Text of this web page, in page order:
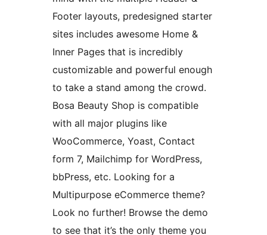
Footer layouts, predesigned starter
sites includes awesome Home &
Inner Pages that is incredibly
customizable and powerful enough
to take a stand among the crowd.
Bosa Beauty Shop is compatible
with all major plugins like
WooCommerce, Yoast, Contact
form 7, Mailchimp for WordPress,
bbPress, etc. Looking for a
Multipurpose eCommerce theme?
Look no further! Browse the demo
to see that it’s the only theme you